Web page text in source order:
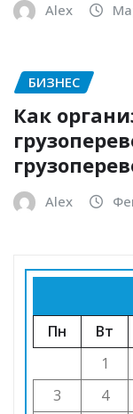
Alex
БИЗНЕС
Как
Alex
Пн
Вт
1
3
4